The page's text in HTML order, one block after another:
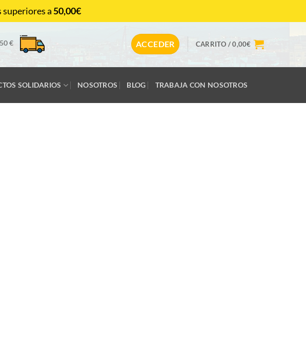
€ ACCEDER CARRITO /0,00€
SOLIDARIOS NOSOTROS BLOG TRABAJA CON NOSOTROS
a50,00€